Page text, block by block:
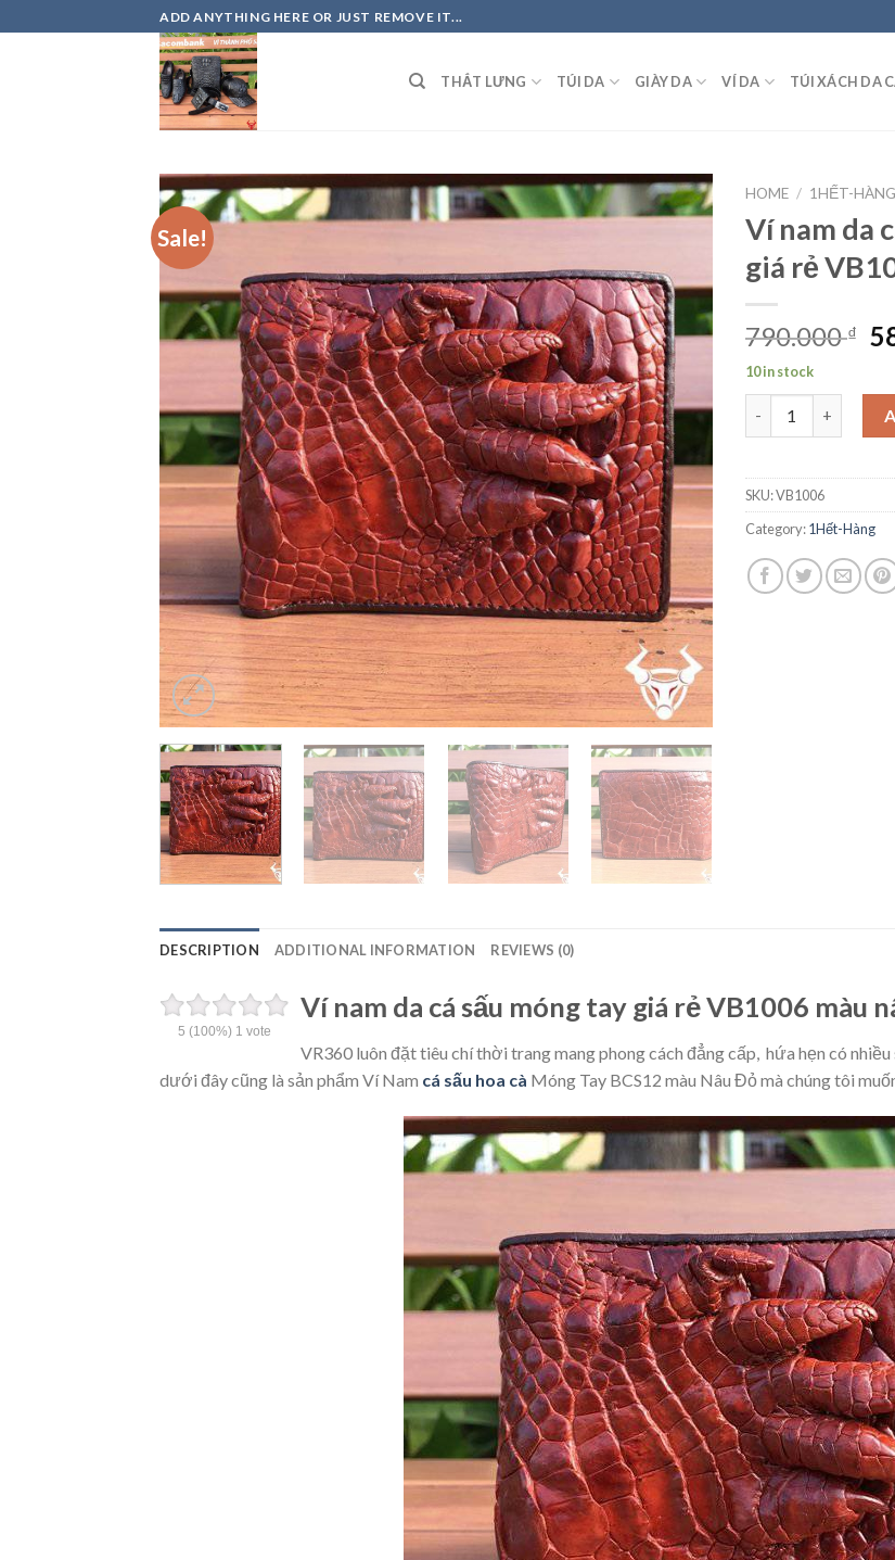
to
ADD ANYTHING HERE OR JUST REMOVE IT...
THẮT LƯNG TÚI DA GIÀY DA VÍ DA TÚI XÁCH DA
Sale!
HOME / 1HẾT-HÀNG
Ví nam da
giá rẻ
790.000₫
10 in stock
SKU:VB1006
Category:1Hết-Hàng
DESCRIPTION ADDITIONAL INFORMATION REVIEWS (0)
5 (100%) 1 vote
Ví nam da cá sấu móng tay giá rẻ VB1006 màu
VR360 luôn đặt tiêu chí thời trang mang phong cách đẳng cấp, hứa hẹn có nhiều
dưới đây cũng là sản phẩm Ví Nam cá sấu hoa cà Móng Tay BCS12 màu Nâu Đỏ mà chúng tôi